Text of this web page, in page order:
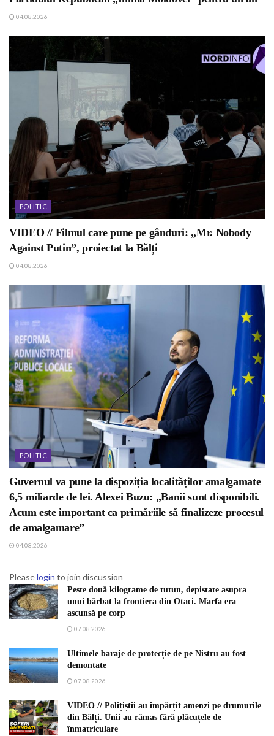
04.08.2026
POLITIC
VIDEO // Filmul care pune pe gânduri: „Mr. Nobody
Against Putin”, proiectat la Bălți
04.08.2026
POLITIC
Guvernul va pune la dispoziția localităților amalgamate
6,5 miliarde de lei. Alexei Buzu: „Banii sunt disponibili.
Acum este important ca primăriile să finalizeze procesul
de amalgamare”
04.08.2026
Pleaselogin to join discussion
Peste două kilograme de tutun, depistate asupra
unui bărbat la frontiera din Otaci. Marfa era
ascunsă pe corp
07.08.2026
Ultimele baraje de protecție de pe Nistru au fost
demontate
07.08.2026
VIDEO // Polițiștii au împărțit amenzi pe drumurile
din Bălți. Unii au rămas fără plăcuțele de
înmatriculare